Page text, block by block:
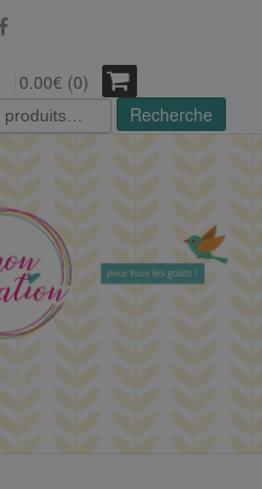
0.00€ (0)
Recherche